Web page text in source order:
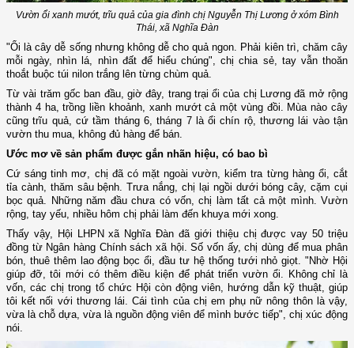
Vườn ổi xanh mướt, trĩu quả của gia đình chị Nguyễn Thị Lương ở xóm Bình
Thái, xã Nghĩa Đàn
"Ổi là cây dễ sống nhưng không dễ cho quả ngon. Phải kiên trì, chăm cây
mỗi ngày, nhìn lá, nhìn đất để hiểu chúng", chị chia sẻ, tay vẫn thoăn
thoắt buộc túi nilon trắng lên từng chùm quả.
Từ vài trăm gốc ban đầu, giờ đây, trang trại ổi của chị Lương đã mở rộng
thành 4 ha, trồng liền khoảnh, xanh mướt cả một vùng đồi. Mùa nào cây
cũng trĩu quả, cứ tầm tháng 6, tháng 7 là ổi chín rộ, thương lái vào tận
vườn thu mua, không đủ hàng để bán.
Ước mơ về sản phẩm được gắn nhãn hiệu, có bao bì
Cứ sáng tinh mơ, chị đã có mặt ngoài vườn, kiểm tra từng hàng ổi, cắt
tỉa cành, thăm sâu bệnh. Trưa nắng, chị lại ngồi dưới bóng cây, cặm cụi
bọc quả. Những năm đầu chưa có vốn, chị làm tất cả một mình. Vườn
rộng, tay yếu, nhiều hôm chị phải làm đến khuya mới xong.
Thấy vậy, Hội LHPN xã Nghĩa Đàn đã giới thiệu chị được vay 50 triệu
đồng từ Ngân hàng Chính sách xã hội. Số vốn ấy, chị dùng để mua phân
bón, thuê thêm lao động bọc ổi, đầu tư hệ thống tưới nhỏ giọt. "Nhờ Hội
giúp đỡ, tôi mới có thêm điều kiện để phát triển vườn ổi. Không chỉ là
vốn, các chị trong tổ chức Hội còn động viên, hướng dẫn kỹ thuật, giúp
tôi kết nối với thương lái. Cái tình của chị em phụ nữ nông thôn là vậy,
vừa là chỗ dựa, vừa là nguồn động viên để mình bước tiếp", chị xúc động
nói.